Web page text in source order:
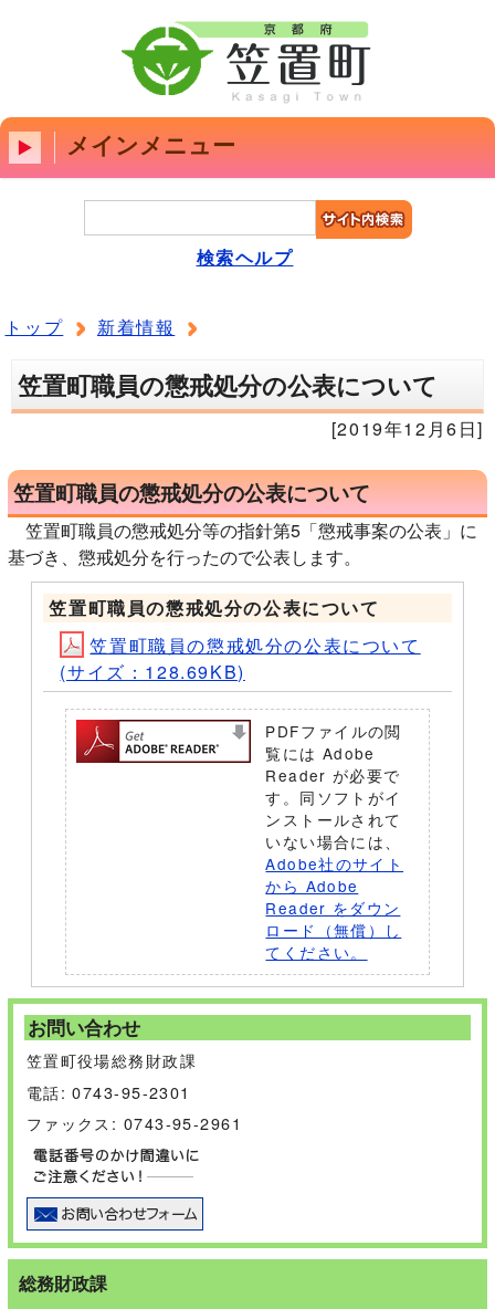
メインメニュー
検索ヘルプ
トップ 新着情報
笠置町職員の懲戒処分の公表について
[2019年12月6日]
笠置町職員の懲戒処分の公表について
笠置町職員の懲戒処分等の指針第5「懲戒事案の公表」に
基づき、懲戒処分を行ったので公表します。
笠置町職員の懲戒処分の公表について
笠置町職員の懲戒処分の公表について
(サイズ：128.69KB)
PDFファイルの閲
覧には Adobe
Reader が必要で
す。同ソフトがイ
ンストールされて
いない場合には、
Adobe社のサイト
から Adobe
Reader をダウン
ロード（無償）し
てください。
お問い合わせ
笠置町役場総務財政課
電話: 0743-95-2301
ファックス: 0743-95-2961
総務財政課